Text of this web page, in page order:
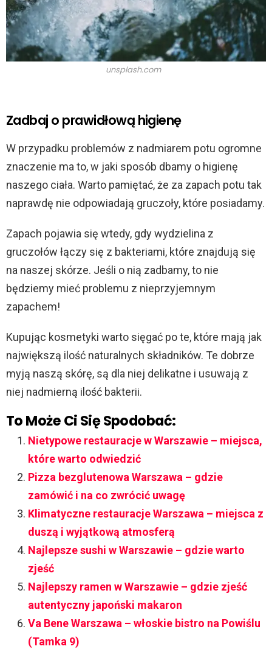
unsplash.com
Zadbaj o prawidłową higienę
W przypadku problemów z nadmiarem potu ogromne
znaczenie ma to, w jaki sposób dbamy o higienę
naszego ciała. Warto pamiętać, że za zapach potu tak
naprawdę nie odpowiadają gruczoły, które posiadamy.
Zapach pojawia się wtedy, gdy wydzielina z
gruczołów łączy się z bakteriami, które znajdują się
na naszej skórze. Jeśli o nią zadbamy, to nie
będziemy mieć problemu z nieprzyjemnym
zapachem!
Kupując kosmetyki warto sięgać po te, które mają jak
największą ilość naturalnych składników. Te dobrze
myją naszą skórę, są dla niej delikatne i usuwają z
niej nadmierną ilość bakterii.
To Może Ci Się Spodobać:
Nietypowe restauracje w Warszawie – miejsca,
które warto odwiedzić
Pizza bezglutenowa Warszawa – gdzie
zamówić i na co zwrócić uwagę
Klimatyczne restauracje Warszawa – miejsca z
duszą i wyjątkową atmosferą
Najlepsze sushi w Warszawie – gdzie warto
zjeść
Najlepszy ramen w Warszawie – gdzie zjeść
autentyczny japoński makaron
Va Bene Warszawa – włoskie bistro na Powiślu
(Tamka 9)